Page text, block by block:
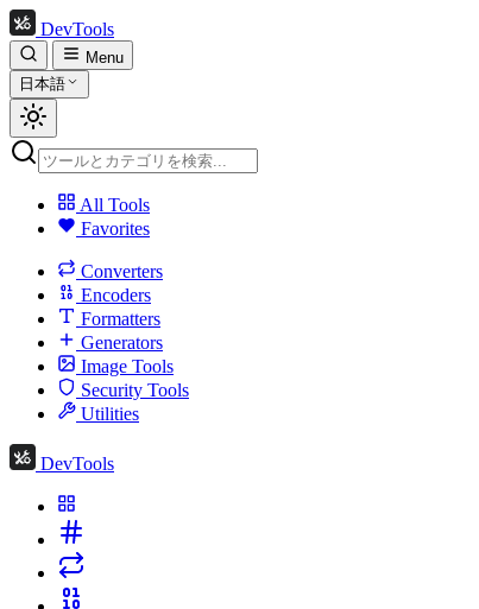
DevTools
Menu
日本語
All Tools
Favorites
Converters
Encoders
Formatters
Generators
Image Tools
Security Tools
Utilities
DevTools